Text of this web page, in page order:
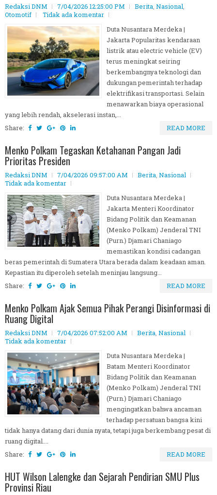
Redaksi DNM 7/04/2026 12:25:00 PM Berita, Nasional,
Otomotif
Tidak ada komentar
Duta Nusantara Merdeka |
Jakarta Popularitas kendaraan
listrik atau electric vehicle (EV)
terus meningkat seiring
berkembangnya teknologi dan
dukungan pemerintah terhadap
elektrifikasi transportasi. Selain
menawarkan biaya operasional
yang lebih rendah, akselerasi instan,...
Share:
READ MORE
Menko Polkam Tegaskan Ketahanan Pangan Jadi
Prioritas Presiden
Redaksi DNM 7/04/2026 09:57:00 AM Berita, Nasional
Tidak ada komentar
Duta Nusantara Merdeka |
Jakarta Menteri Koordinator
Bidang Politik dan Keamanan
(Menko Polkam) Jenderal TNI
(Purn.) Djamari Chaniago
memastikan kondisi cadangan
beras pemerintah di Sumatera Utara berada dalam keadaan aman.
Kepastian itu diperoleh setelah meninjau langsung...
Share:
READ MORE
Menko Polkam Ajak Semua Pihak Perangi Disinformasi di
Ruang Digital
Redaksi DNM 7/04/2026 07:52:00 AM Berita, Nasional
Tidak ada komentar
Duta Nusantara Merdeka |
Batam Menteri Koordinator
Bidang Politik dan Keamanan
(Menko Polkam) Jenderal TNI
(Purn.) Djamari Chaniago
mengingatkan bahwa ancaman
terhadap persatuan bangsa kini
tidak hanya datang dari dunia nyata, tetapi juga berkembang pesat di
ruang digital....
Share:
READ MORE
HUT Wilson Lalengke dan Sejarah Pendirian SMU Plus
Provinsi Riau